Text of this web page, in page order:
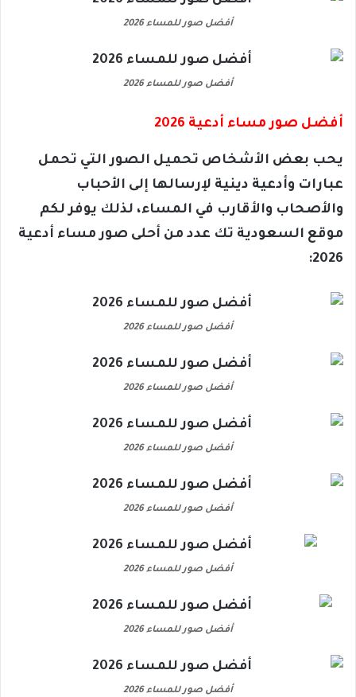
أفضل صور للمساء 2026
أفضل صور للمساء 2026
أفضل صور مساء أدعية 2026
يحب بعض الأشخاص تحميل الصور التي تحمل
عبارات وأدعية دينية لإرسالها إلى الأحباب
والأصحاب والأقارب في المساء، لذلك يوفر لكم
موقع السعودية تك عدد من أحلى صور مساء أدعية
2026:
أفضل صور للمساء 2026
أفضل صور للمساء 2026
أفضل صور للمساء 2026
أفضل صور للمساء 2026
أفضل صور للمساء 2026
أفضل صور للمساء 2026
أفضل صور للمساء 2026